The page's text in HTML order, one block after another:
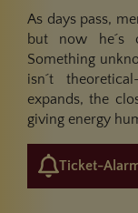
As days pass,
but now he´s
Something
isn´t
expands, the
giving energy
Ticket-